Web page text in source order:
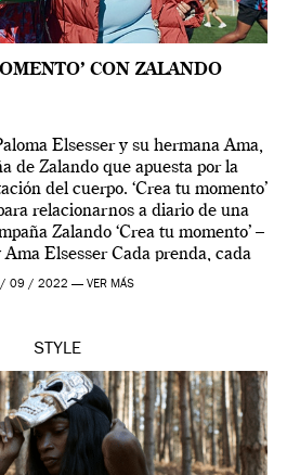
CON ZALANDO
Elsesser y su hermana Ama,
de Zalando que apuesta por la
del cuerpo. ‘Crea tu momento’
relacionarnos a diario de una
Zalando ‘Crea tu momento’ –
Elsesser Cada prenda, cada
momento, caracteriza […]
/ 09 / 2022 — VER MÁS
STYLE